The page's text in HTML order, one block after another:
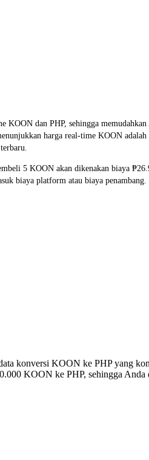
KOON dan PHP, sehingga
harga real-time KOON
5 KOON akan dikenakan biaya
biaya platform atau biaya penambang.
konversi KOON ke PHP yang
KOON ke PHP, sehingga Anda